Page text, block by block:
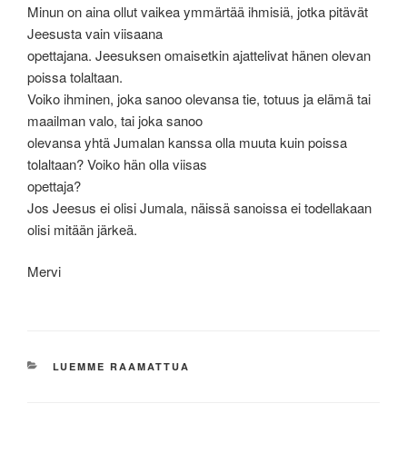
Minun on aina ollut vaikea ymmärtää ihmisiä, jotka pitävät
Jeesusta vain viisaana
opettajana. Jeesuksen omaisetkin ajattelivat hänen olevan
poissa tolaltaan.
Voiko ihminen, joka sanoo olevansa tie, totuus ja elämä tai
maailman valo, tai joka sanoo
olevansa yhtä Jumalan kanssa olla muuta kuin poissa
tolaltaan? Voiko hän olla viisas
opettaja?
Jos Jeesus ei olisi Jumala, näissä sanoissa ei todellakaan
olisi mitään järkeä.
Mervi
KATEGORIAT
LUEMME RAAMATTUA